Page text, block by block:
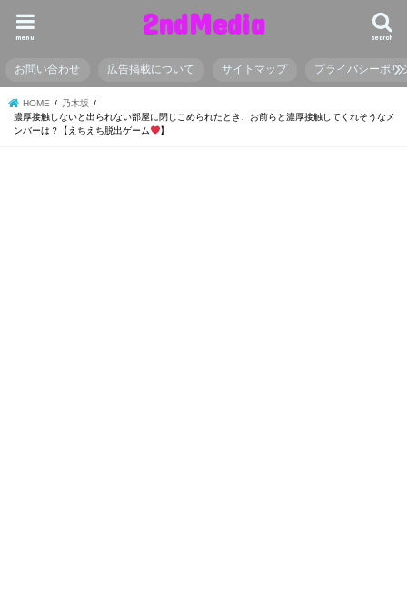
2ndMedia search
menu
お問い合わせ 広告掲載について サイトマップ プライバシーポリ
HOME
乃木坂
濃厚接触しないと出られない部屋に閉じこめられたとき、お前らと濃厚接触してくれそうなメ
ンバーは？【えちえち脱出ゲーム
】